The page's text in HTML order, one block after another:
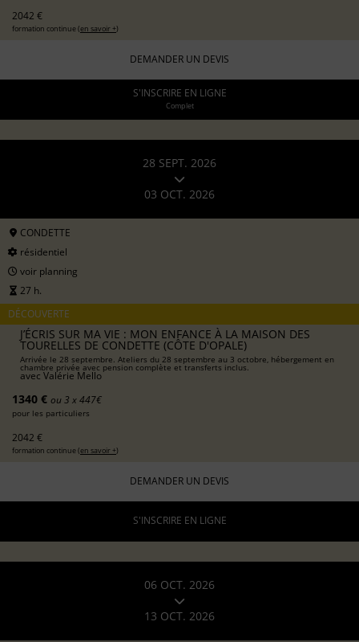
2042 €
formation continue (en savoir +)
DEMANDER UN DEVIS
S'INSCRIRE EN LIGNE
Complet
28 SEPT. 2026
03 OCT. 2026
CONDETTE
résidentiel
voir planning
27 h.
DÉCOUVERTE
J’ÉCRIS SUR MA VIE : MON ENFANCE À LA MAISON DES
TOURELLES DE CONDETTE (CÔTE D'OPALE)
Arrivée le 28 septembre. Ateliers du 28 septembre au 3 octobre, hébergement en
chambre privée avec pension complète et transferts inclus.
avec Valérie Mello
1340 € ou 3 x 447€
pour les particuliers
2042 €
formation continue (en savoir +)
DEMANDER UN DEVIS
S'INSCRIRE EN LIGNE
06 OCT. 2026
13 OCT. 2026